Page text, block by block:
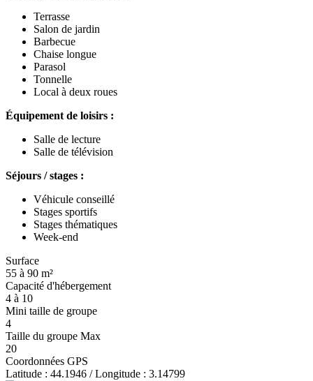
Terrasse
Salon de jardin
Barbecue
Chaise longue
Parasol
Tonnelle
Local à deux roues
Équipement de loisirs :
Salle de lecture
Salle de télévision
Séjours / stages :
Véhicule conseillé
Stages sportifs
Stages thématiques
Week-end
Surface
55 à 90 m²
Capacité d'hébergement
4 à 10
Mini taille de groupe
4
Taille du groupe Max
20
Coordonnées GPS
Latitude : 44.1946 / Longitude : 3.14799